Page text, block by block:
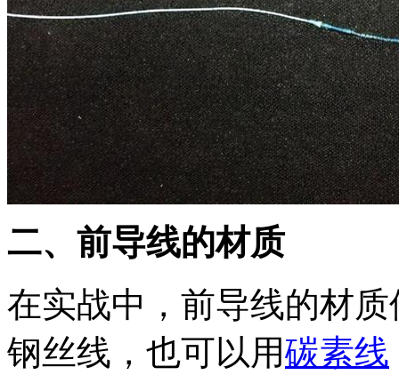
二、前导线的材质
在实战中，前导线的材
钢丝线，也可以用碳素线